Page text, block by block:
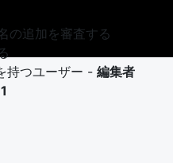
の追加を審査する
持つユーザー - 編集者
1
ーザー -